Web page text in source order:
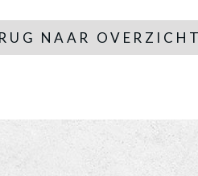
NAAR OVERZICHT